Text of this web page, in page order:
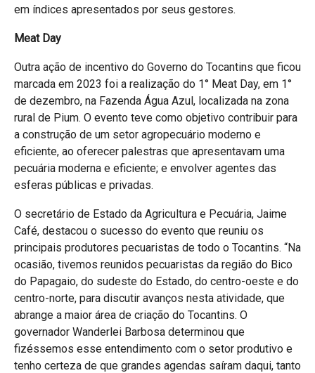
em índices apresentados por seus gestores.
Meat Day
Outra ação de incentivo do Governo do Tocantins que ficou
marcada em 2023 foi a realização do 1° Meat Day, em 1°
de dezembro, na Fazenda Água Azul, localizada na zona
rural de Pium. O evento teve como objetivo contribuir para
a construção de um setor agropecuário moderno e
eficiente, ao oferecer palestras que apresentavam uma
pecuária moderna e eficiente; e envolver agentes das
esferas públicas e privadas.
O secretário de Estado da Agricultura e Pecuária, Jaime
Café, destacou o sucesso do evento que reuniu os
principais produtores pecuaristas de todo o Tocantins. “Na
ocasião, tivemos reunidos pecuaristas da região do Bico
do Papagaio, do sudeste do Estado, do centro-oeste e do
centro-norte, para discutir avanços nesta atividade, que
abrange a maior área de criação do Tocantins. O
governador Wanderlei Barbosa determinou que
fizéssemos esse entendimento com o setor produtivo e
tenho certeza de que grandes agendas saíram daqui, tanto